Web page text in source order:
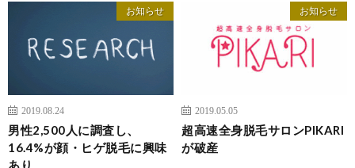
お知らせ
2019.08.24
男性2,500人に調査し、
16.4%が顔・ヒゲ脱毛に興味
あり
お知らせ
2019.05.05
超高速全身脱毛サロンPIKARI
が破産